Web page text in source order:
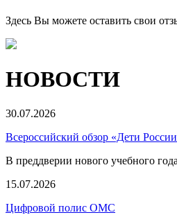
Здесь Вы можете оставить свои
НОВОСТИ
30.07.2026
Всероссийский обзор «Дети России
В преддверии нового учебного
15.07.2026
Цифровой полис ОМС